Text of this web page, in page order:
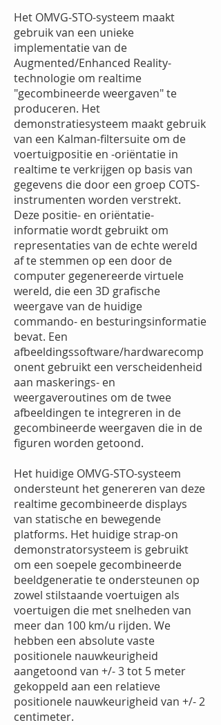
Het OMVG-STO-systeem maakt
gebruik van een unieke
implementatie van de
Augmented/Enhanced Reality-
technologie om realtime
"gecombineerde weergaven" te
produceren. Het
demonstratiesysteem maakt gebruik
van een Kalman-filtersuite om de
voertuigpositie en -oriëntatie in
realtime te verkrijgen op basis van
gegevens die door een groep COTS-
instrumenten worden verstrekt.
Deze positie- en oriëntatie-
informatie wordt gebruikt om
representaties van de echte wereld
af te stemmen op een door de
computer gegenereerde virtuele
wereld, die een 3D grafische
weergave van de huidige
commando- en besturingsinformatie
bevat. Een
afbeeldingssoftware/hardwarecomp
onent gebruikt een verscheidenheid
aan maskerings- en
weergaveroutines om de twee
afbeeldingen te integreren in de
gecombineerde weergaven die in de
figuren worden getoond.
Het huidige OMVG-STO-systeem
ondersteunt het genereren van deze
realtime gecombineerde displays
van statische en bewegende
platforms. Het huidige strap-on
demonstratorsysteem is gebruikt
om een soepele gecombineerde
beeldgeneratie te ondersteunen op
zowel stilstaande voertuigen als
voertuigen die met snelheden van
meer dan 100 km/u rijden. We
hebben een absolute vaste
positionele nauwkeurigheid
aangetoond van +/- 3 tot 5 meter
gekoppeld aan een relatieve
positionele nauwkeurigheid van +/- 2
centimeter.